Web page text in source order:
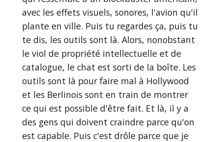
avec les effets visuels, sonores, l'avion qu'il
plante en ville. Puis tu regardes ça, puis tu
te dis, les outils sont là. Alors, nonobstant
le viol de propriété intellectuelle et de
catalogue, le chat est sorti de la boîte. Les
outils sont là pour faire mal à Hollywood
et les Berlinois sont en train de montrer
ce qui est possible d'être fait. Et là, il y a
des gens qui doivent craindre parce qu'on
est capable. Puis c'est drôle parce que je